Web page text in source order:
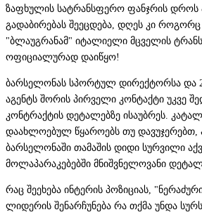
ზაფხულის სატრანსფერო ფანჯრის დროს
გადაბირებას შეეცდება, დღეს კი როგორც
"ბლაუგრანამ" იტალიელი მცველის
ოფიციალურად დაიწყო!
ბარსელონას სპორტულ დირექტორსა და
აგენტს შორის პირველი კონტაქტი უკვე
კონტრაქტის დეტალებზე ისაუბრეს.
დაახლოებულ წყაროებს თუ დავუჯერებთ,
ბარსელონაში თამაშის დიდი სურვილი
მოლაპარაკებებში მნიშვნელოვანი
რაც შეეხება ინტერის პოზიციას,
ლიდერის შენარჩუნება რა თქმა უნდა